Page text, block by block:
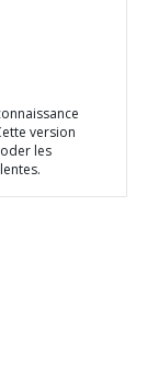
version
les